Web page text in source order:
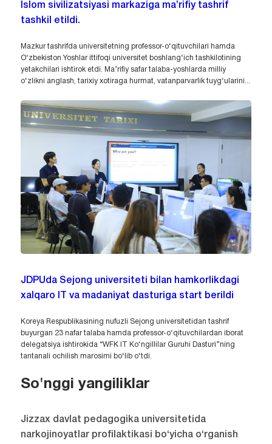
Islom sivilizatsiyasi markaziga ma’rifiy tashrif
tashkil etildi.
Mazkur tashrifda universitetning professor-o‘qituvchilari hamda
O‘zbekiston Yoshlar ittifoqi universitet boshlang‘ich tashkilotining
yetakchilari ishtirok etdi. Ma’rifiy safar talaba-yoshlarda milliy
o‘zlikni anglash, tarixiy xotiraga hurmat, vatanparvarlik tuyg‘ularini...
JDPUda Sejong universiteti bilan hamkorlikdagi
xalqaro IT va madaniyat dasturiga start berildi
Koreya Respublikasining nufuzli Sejong universitetidan tashrif
buyurgan 23 nafar talaba hamda professor-o‘qituvchilardan iborat
delegatsiya ishtirokida “WFK IT Ko‘ngillilar Guruhi Dasturi”ning
tantanali ochilish marosimi bo‘lib o‘tdi.
So'nggi yangiliklar
Jizzax davlat pedagogika universitetida
narkojinoyatlar profilaktikasi bo‘yicha o‘rganish